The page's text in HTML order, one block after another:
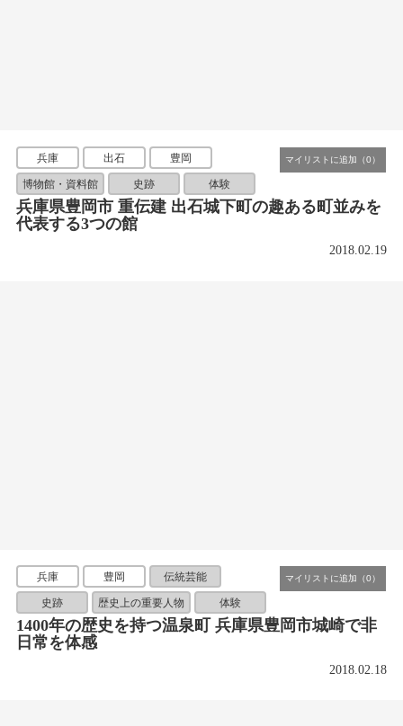
兵庫 出石 豊岡
博物館・資料館 史跡 体験
兵庫県豊岡市 重伝建 出石城下町の趣ある町並みを
代表する3つの館
2018.02.19
兵庫 豊岡 伝統芸能
史跡 歴史上の重要人物 体験
1400年の歴史を持つ温泉町 兵庫県豊岡市城崎で非
日常を体感
2018.02.18